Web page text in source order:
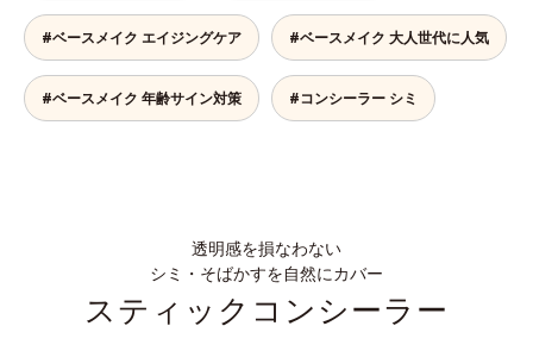
#ベースメイク エイジングケア #ベースメイク 大人世代に人気
#ベースメイク 年齢サイン対策 #コンシーラー シミ
透明感を損なわない
シミ・そばかすを自然にカバー
スティックコンシーラー